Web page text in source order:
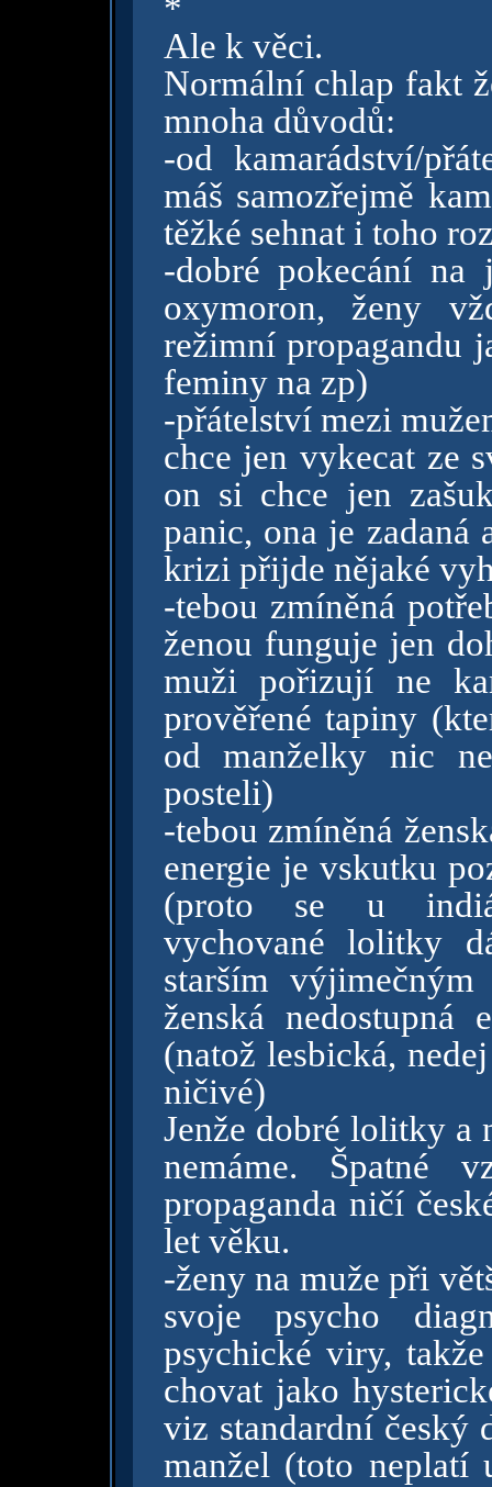
*
Ale k věci.
Normální chlap fakt
mnoha důvodů:
-od kamarádství/
máš samozřejmě
těžké sehnat i toho
-dobré pokecání na
oxymoron, ženy
režimní propagandu
feminy na zp)
-přátelství mezi
chce jen vykecat ze
on si chce jen
panic, ona je
krizi přijde nějaké
-tebou zmíněná
ženou funguje jen
muži pořizují ne
prověřené tapiny
od manželky nic
posteli)
-tebou zmíněná
energie je vskutku
(proto se u
vychované lolitky
starším
ženská nedostupná
(natož lesbická,
ničivé)
Jenže dobré lolitky a
nemáme. Špatné
propaganda ničí
let věku.
-ženy na muže při
svoje psycho
psychické viry,
chovat jako
viz standardní český
manžel (toto neplatí